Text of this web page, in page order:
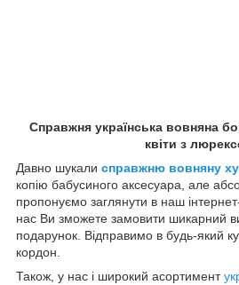
Справжня українська вовняна
квіти з
Давно шукали справжню вовняну
копію бабусиного аксесуара, але
пропонуємо заглянути в наш
нас Ви зможете замовити шикарний
подарунок. Відправимо в будь-який
кордон.
Також, у нас і широкий асортимент